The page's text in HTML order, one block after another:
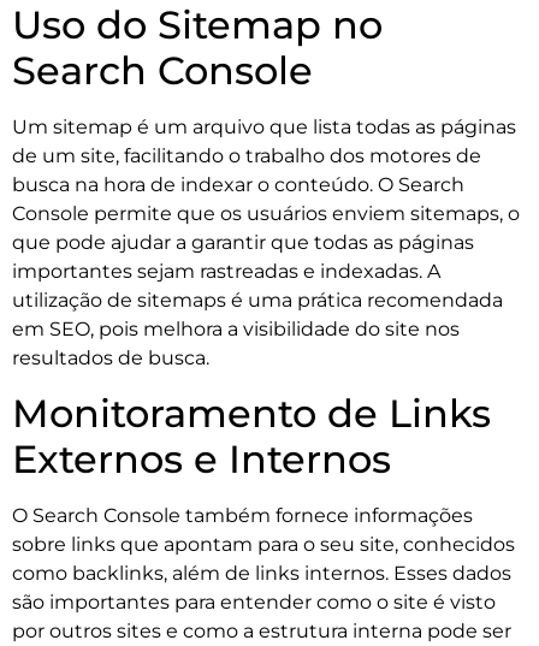
Uso do Sitemap no
Search Console
Um sitemap é um arquivo que lista todas as páginas
de um site, facilitando o trabalho dos motores de
busca na hora de indexar o conteúdo. O Search
Console permite que os usuários enviem sitemaps, o
que pode ajudar a garantir que todas as páginas
importantes sejam rastreadas e indexadas. A
utilização de sitemaps é uma prática recomendada
em SEO, pois melhora a visibilidade do site nos
resultados de busca.
Monitoramento de Links
Externos e Internos
O Search Console também fornece informações
sobre links que apontam para o seu site, conhecidos
como backlinks, além de links internos. Esses dados
são importantes para entender como o site é visto
por outros sites e como a estrutura interna pode ser